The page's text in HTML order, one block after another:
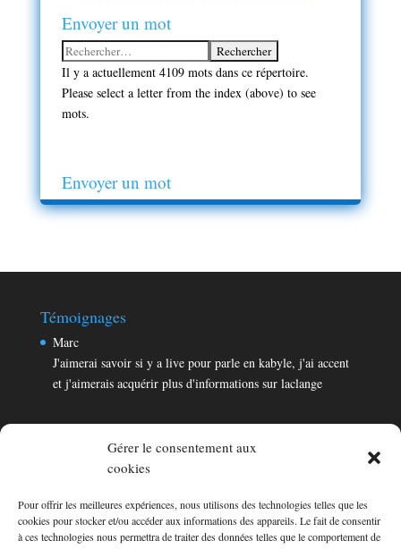
Gérer le consentement aux
cookies
Pour offrir les meilleures expériences, nous utilisons des technologies telles que les
cookies pour stocker et/ou accéder aux informations des appareils. Le fait de consentir
à ces technologies nous permettra de traiter des données telles que le comportement de
Envoyer un mot
Il y a actuellement 4109 mots dans ce répertoire.
Please select a letter from the index (above) to see
mots.
Envoyer un mot
Témoignages
Marc
J'aimerai savoir si y a live pour parle en kabyle, j'ai accent
et j'aimerais acquérir plus d'informations sur laclange
Témoignages
Marc